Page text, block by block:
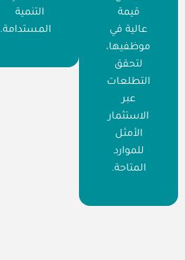
قيمة
عالية في
موظفيها،
لتحقق
التطلعات
عبر
الاستثمار
الأمثل
للموارد
المتاحة.
التنمية
المستدامة.